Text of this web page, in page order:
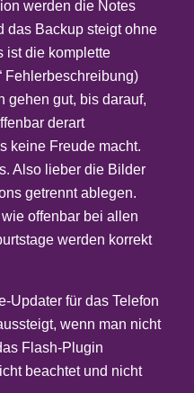
werden die Notes
das Backup steigt ohne
ist die komplette
Fehlerbeschreibung)
gehen gut, bis darauf,
derart
keine Freude macht.
Also lieber die Bilder
getrennt ablegen.
offenbar bei allen
werden korrekt
Updater für das Telefon
wenn man nicht
Flash-Plugin
beachtet und nicht